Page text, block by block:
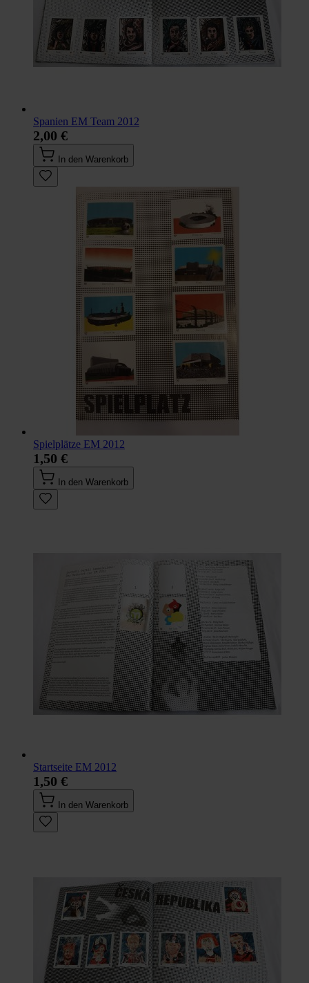
Spanien EM Team 2012
2,00 €
In den Warenkorb
Spielplätze EM 2012
1,50 €
In den Warenkorb
Startseite EM 2012
1,50 €
In den Warenkorb